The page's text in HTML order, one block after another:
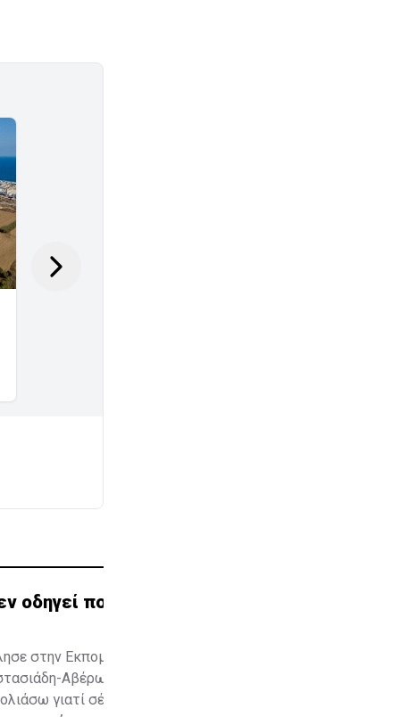
οδηγεί πουθενά(ΒΙΝΤΕΟ)
στην Εκπομπή Πρωτοσέλιδο ο πρώην
Αβέρωφ Νεοφύτου και τις επιπτώσεις
γιατί σέβομαι και τον Αναστασιάδη και